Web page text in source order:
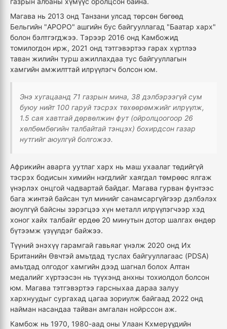
Магава нь 2013 онд Танзани улсад төрсөн бөгөөд
Бельгийн "APOPO" ашгийн бус байгууллагад "Баатар харх"
болон бэлтгэгджээ. Тэрээр 2016 онд Камбожид
томилогдон ирж, 2021 онд тэтгэвэртээ гарах хүртлээ
таван жилийн турш ажиллахдаа тус байгууллагын
хамгийн амжилттай илрүүлэгч болсон юм.
Энэ хугацаанд 71 газрын мина, 38 дэлбэрээгүй сум
буюу нийт 100 гаруй тэсрэх төхөөрөмжийг илрүүлж,
1.5 сая хавтгай дөрвөлжин фут (ойролцоогоор 26
хөлбөмбөгийн талбайтай тэнцэх) бохирдсон газар
нутгийг аюулгүй болгожээ.
Африкийн аварга уутлаг харх нь маш ухаалаг төдийгүй
тэсрэх бодисын химийн нэгдлийг хаягдал төмрөөс ялгаж
үнэрлэх онцгой чадвартай байдаг. Магава гурван фунтээс
бага жинтэй байсан тул минийг санамсаргүйгээр дэлбэлэх
аюулгүй байсны зэрэгцээ хүн металл илрүүлэгчээр хэд
хоног хайх талбайг ердөө 20 минутын дотор шалгах өндөр
бүтээмж үзүүлдэг байжээ.
Түүний энэхүү гарамгай гавьяаг үнэлж 2020 онд Их
Британийн Өвчтэй амьтдад туслах байгууллагаас (PDSA)
амьтдад олгодог хамгийн дээд шагнал болох Алтан
медалийг хүртээсэн нь түүхэнд анхны тохиолдол болсон
юм. Магава тэтгэвэртээ гарсныхаа дараа залуу
хархнуудыг сургахад цагаа зориулж байгаад 2022 онд
найман насандаа тайван амгалан нойрссон аж.
Камбож нь 1970, 1980-аад оны Улаан Кхмерүүдийн